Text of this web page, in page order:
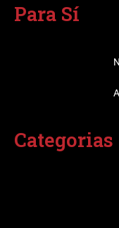
Para Sí
Categorias